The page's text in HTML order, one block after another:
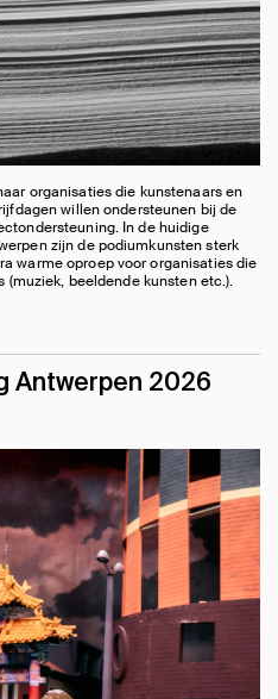
organisaties die kunstenaars en
willen ondersteunen bij de
In de huidige
zijn de podiumkunsten sterk
warme oproep voor organisaties die
beeldende kunsten etc.).
Antwerpen 2026